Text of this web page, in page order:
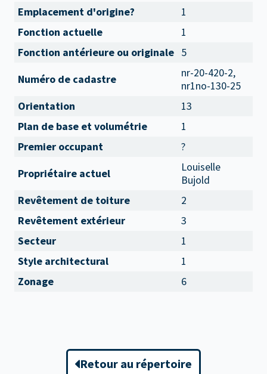
Emplacement d'origine?
1
Fonction actuelle
1
Fonction antérieure ou originale 5
Numéro de cadastre
nr-20-420-2,
nr1no-130-25
Orientation
13
Plan de base et volumétrie
1
Premier occupant
?
Propriétaire actuel
Louiselle
Bujold
Revêtement de toiture
2
Revêtement extérieur
3
Secteur
1
Style architectural
1
Zonage
6
Retour au répertoire